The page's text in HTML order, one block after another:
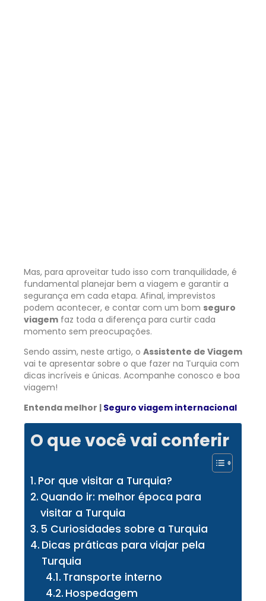
Mas, para aproveitar tudo isso com tranquilidade, é
fundamental planejar bem a viagem e garantir a
segurança em cada etapa. Afinal, imprevistos
podem acontecer, e contar com um bom seguro
viagem faz toda a diferença para curtir cada
momento sem preocupações.
Sendo assim, neste artigo, o Assistente de Viagem
vai te apresentar sobre o que fazer na Turquia com
dicas incríveis e únicas. Acompanhe conosco e boa
viagem!
Entenda melhor | Seguro viagem internacional
O que você vai conferir
Por que visitar a Turquia?
Quando ir: melhor época para
visitar a Turquia
5 Curiosidades sobre a Turquia
Dicas práticas para viajar pela
Turquia
Transporte interno
Hospedagem